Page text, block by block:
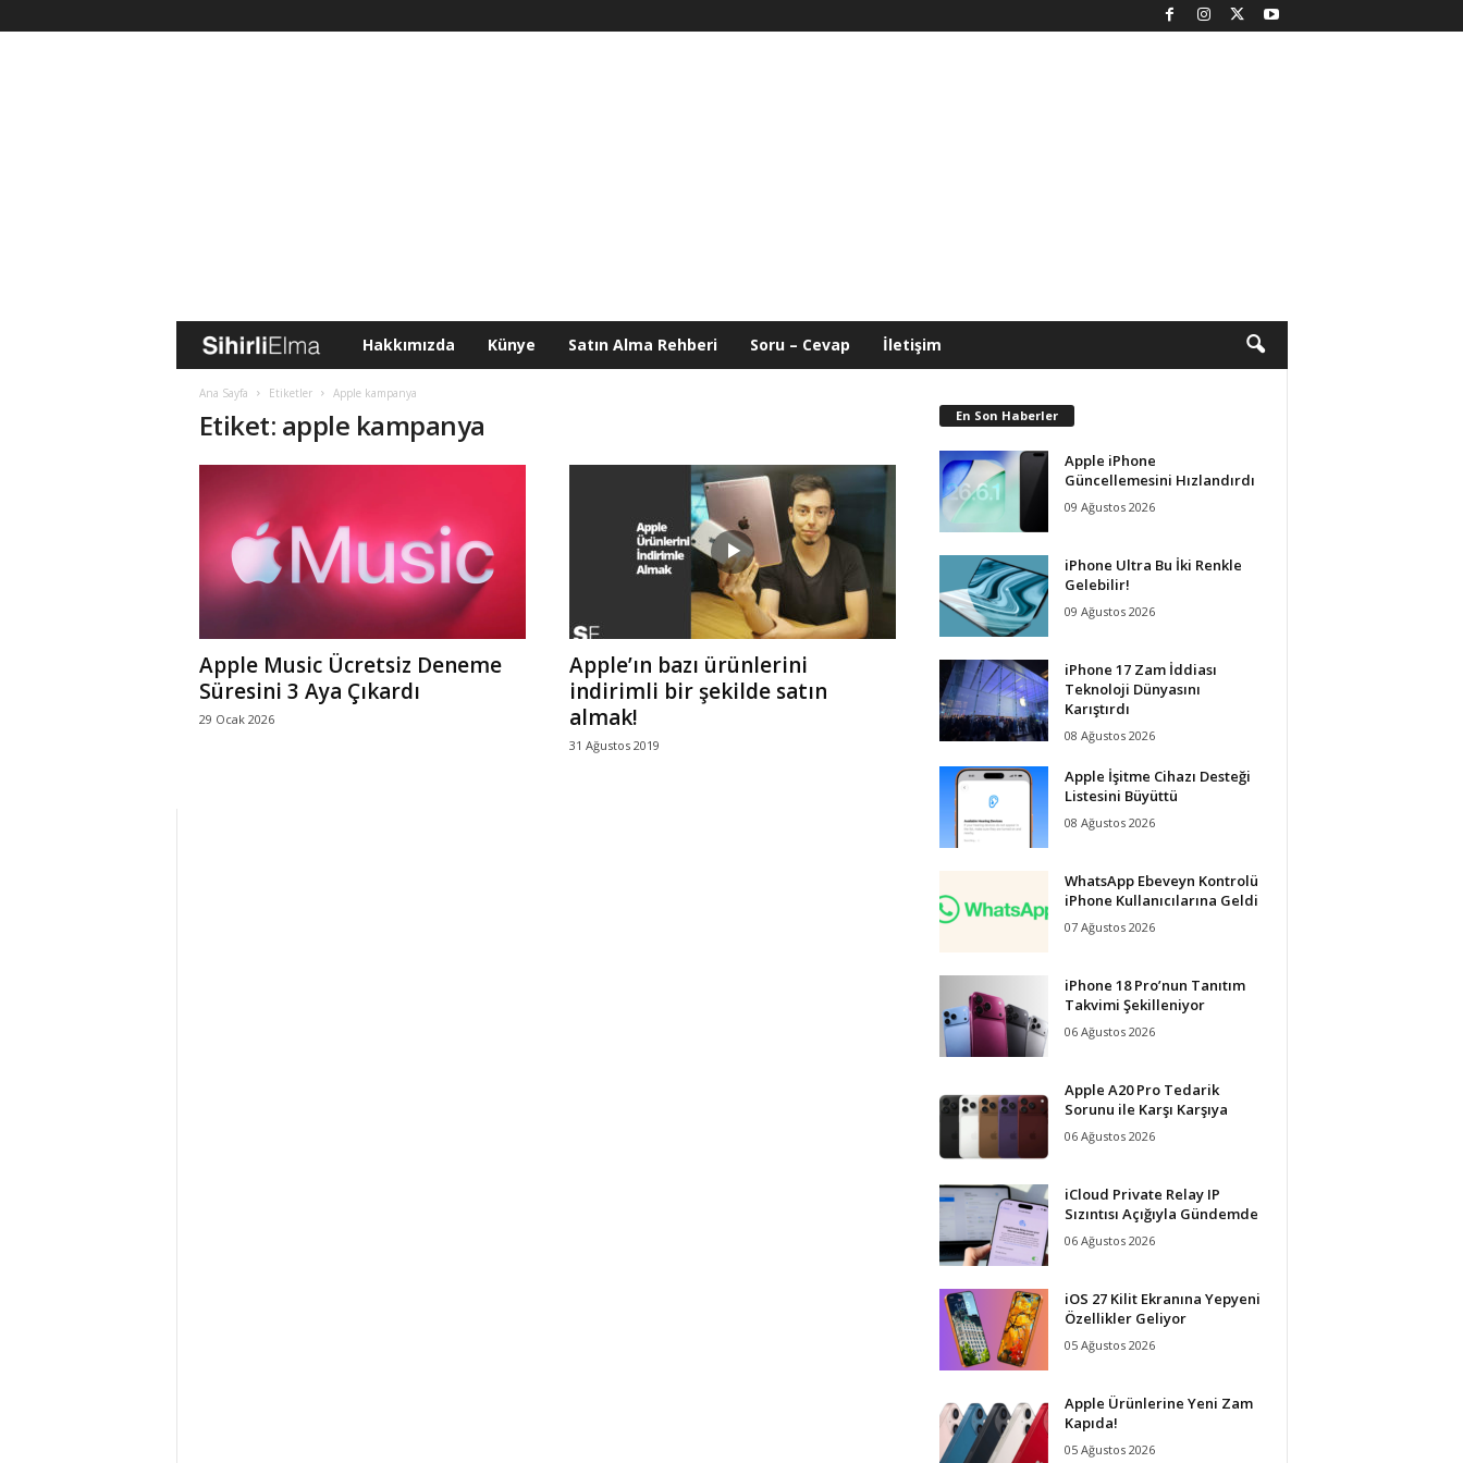
i
h
r
l
Hakkımızda Künye Satın Alma Rehberi Soru – Cevap İletişim
Ana Sayfa Etiketler Apple kampanya
Etiket: apple kampanya
Apple Music Ücretsiz Deneme
Süresini 3 Aya Çıkardı
29 Ocak 2026
Apple’ın bazı ürünlerini
indirimli bir şekilde satın
almak!
31 Ağustos 2019
En Son Haberler
Apple iPhone
Güncellemesini Hızlandırdı
09 Ağustos 2026
iPhone Ultra Bu İki Renkle
Gelebilir!
09 Ağustos 2026
iPhone 17 Zam İddiası
Teknoloji Dünyasını
Karıştırdı
08 Ağustos 2026
Apple İşitme Cihazı Desteği
Listesini Büyüttü
08 Ağustos 2026
WhatsApp Ebeveyn Kontrolü
iPhone Kullanıcılarına Geldi
07 Ağustos 2026
iPhone 18 Pro’nun Tanıtım
Takvimi Şekilleniyor
06 Ağustos 2026
Apple A20 Pro Tedarik
Sorunu ile Karşı Karşıya
06 Ağustos 2026
iCloud Private Relay IP
Sızıntısı Açığıyla Gündemde
06 Ağustos 2026
iOS 27 Kilit Ekranına Yepyeni
Özellikler Geliyor
05 Ağustos 2026
Apple Ürünlerine Yeni Zam
Kapıda!
05 Ağustos 2026